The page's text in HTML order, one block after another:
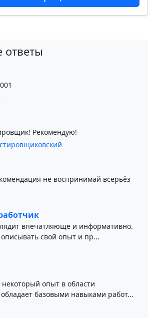
ответы
Рекомендую!
не воспринимай всерьёз
впечатляюще и информативно.
свой опыт и пр...
опыт в области
базовыми навыками работ...